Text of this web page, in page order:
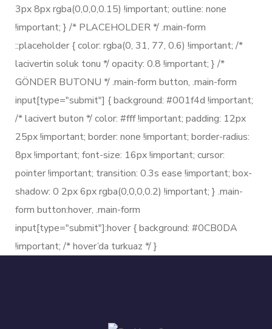
3px 8px rgba(0,0,0,0.15) !important; outline: none
!important; } /* PLACEHOLDER */ .main-form
::placeholder { color: rgba(0, 31, 77, 0.6) !important; /*
lacivertin soluk tonu */ opacity: 0.8 !important; } /*
GÖNDER BUTONU */ .main-form button, .main-form
input[type="submit"] { background: #001f4d !important;
/* lacivert buton */ color: #fff !important; padding: 12px
25px !important; border: none !important; border-radius:
8px !important; font-size: 16px !important; cursor:
pointer !important; transition: 0.3s ease !important; box-
shadow: 0 2px 6px rgba(0,0,0,0.2) !important; } .main-
form button:hover, .main-form
input[type="submit"]:hover { background: #0CB0DA
!important; /* hover’da turkuaz */ }